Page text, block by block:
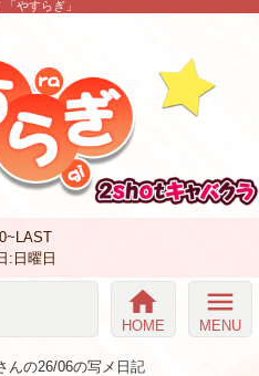
やすらぎ」
:日曜日
home
HOME
menu
MENU
んの26/06の写メ日記